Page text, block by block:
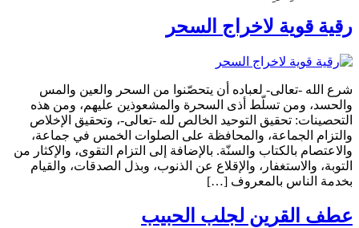
رقية قوية لاخراج السحر
شرع الله -تعالى- لعباده أن يتحصّنوا من السحر والعين والمس
والحسد، ومن تسلّط أذى السحرة والمشعوذين عليهم، ومن هذه
التحصينات: تحقيق التوحيد الخالص لله -تعالى-، وتحقيق الإخلاص
والتزام الجماعة، والمحافظة على الصلوات الخمس في جماعة،
والاعتصام بالكتاب والسنّة. بالإضافة إلى التزام التقوى، والإكثار من
التوبة، والاستغفار، والإقلاع عن الذنوب، وبذل الصدقات، والقيام
بخدمة الناس بالمعروف […]
عطف القرين لجلب الحبيب